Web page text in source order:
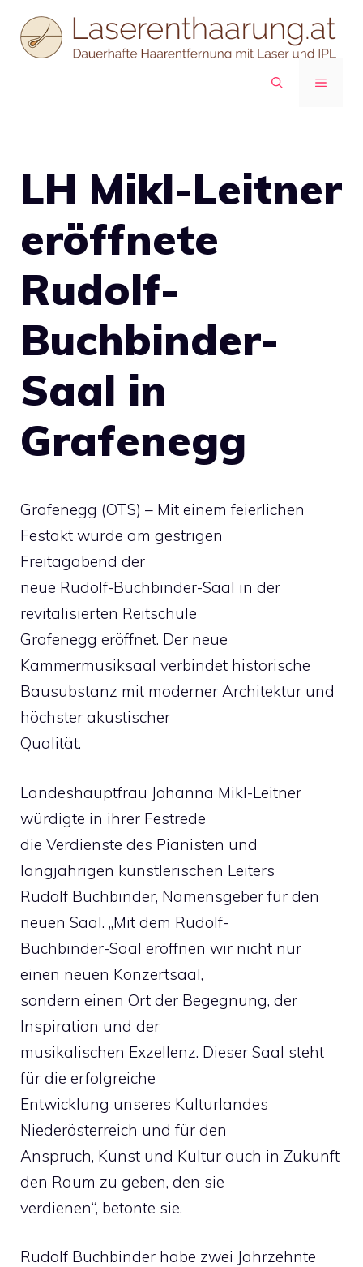
Inhalt
springen
MENÜ
LH Mikl-Leitner
eröffnete
Rudolf-
Buchbinder-
Saal in
Grafenegg
Grafenegg (OTS) – Mit einem feierlichen
Festakt wurde am gestrigen
Freitagabend der
neue Rudolf-Buchbinder-Saal in der
revitalisierten Reitschule
Grafenegg eröffnet. Der neue
Kammermusiksaal verbindet historische
Bausubstanz mit moderner Architektur und
höchster akustischer
Qualität.
Landeshauptfrau Johanna Mikl-Leitner
würdigte in ihrer Festrede
die Verdienste des Pianisten und
langjährigen künstlerischen Leiters
Rudolf Buchbinder, Namensgeber für den
neuen Saal. „Mit dem Rudolf-
Buchbinder-Saal eröffnen wir nicht nur
einen neuen Konzertsaal,
sondern einen Ort der Begegnung, der
Inspiration und der
musikalischen Exzellenz. Dieser Saal steht
für die erfolgreiche
Entwicklung unseres Kulturlandes
Niederösterreich und für den
Anspruch, Kunst und Kultur auch in Zukunft
den Raum zu geben, den sie
verdienen“, betonte sie.
Rudolf Buchbinder habe zwei Jahrzehnte